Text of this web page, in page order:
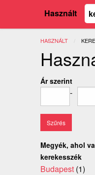
Használt
HASZNÁLT
Ár szerint
-
Megyék, ahol
kerekesszék
Budapest (1)